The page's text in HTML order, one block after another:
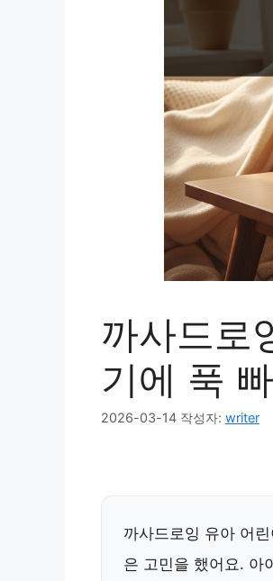
까사드로
기에 푹
2026-03-14 작성자: writer
까사드로잉 유아 어
은 고민을 했어요. 아